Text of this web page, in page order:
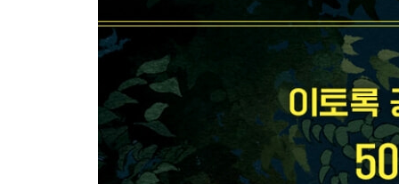
Beyond Story 답은 내 안에 있다
04 공부는 나를 영혼이 강한 사람으로 단련시킨다
_내 인생살이에 필요한 덕목을 익히는 기간
_모든 과목에는 다 배울 만한 이유가 있다
_나는 강하고 단단한 사람이다
_마음을 다지기 좋은 날
Beyond Story 영혼이 강한 사람들의 10가지 특징